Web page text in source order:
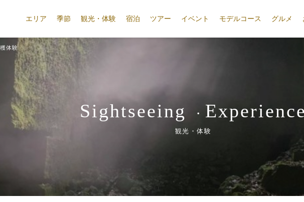
エリア 季節 観光・体験 宿泊 ツアー イベント モデルコース グルメ
体験
Sightseeing ・ Experience
観光・体験